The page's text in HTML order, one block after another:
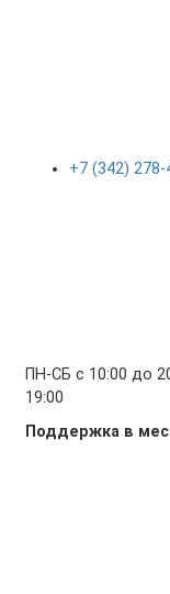
+7 (342)
ПН-СБ с 10:00 до
19:00
Поддержка в